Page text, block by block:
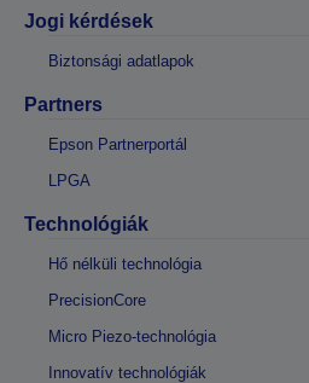
Jogi kérdések
Biztonsági adatlapok
Partners
Epson Partnerportál
LPGA
Technológiák
Hő nélküli technológia
PrecisionCore
Micro Piezo-technológia
Innovatív technológiák